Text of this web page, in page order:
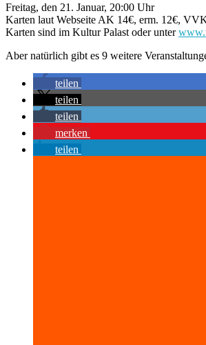
Freitag, den 21. Januar, 20:00 Uhr
Karten laut Webseite AK 14€, erm. 12€,
Karten sind im Kultur Palast oder unter
Aber natürlich gibt es 9 weitere
teilen
teilen
teilen
merken
teilen